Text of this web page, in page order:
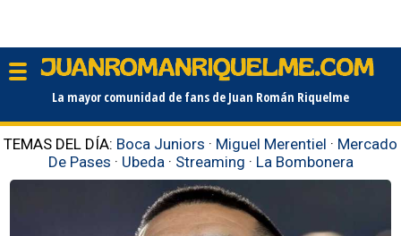
La mayor comunidad de fans de Juan Román Riquelme
TEMAS DEL DÍA: Boca Juniors · Miguel Merentiel · Mercado
De Pases · Ubeda · Streaming · La Bombonera